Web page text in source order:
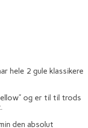
hele 2 gule klassikere
og er til til trods
den absolut